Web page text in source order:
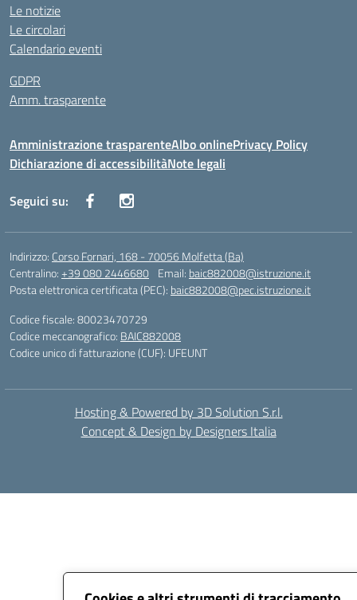
Le notizie
Le circolari
Calendario eventi
GDPR
Amm. trasparente
Amministrazione trasparenteAlbo onlinePrivacy Policy
Dichiarazione di accessibilitàNote legali
Seguici su:
Indirizzo: Corso Fornari, 168 - 70056 Molfetta (Ba)
Centralino:+39 080 2446680 Email: baic882008@istruzione.it
Posta elettronica certificata (PEC): baic882008@pec.istruzione.it
Codice fiscale: 80023470729
Codice meccanografico: BAIC882008
Codice unico di fatturazione (CUF): UFEUNT
Hosting & Powered by 3D Solution S.r.l.
Concept & Design by Designers Italia